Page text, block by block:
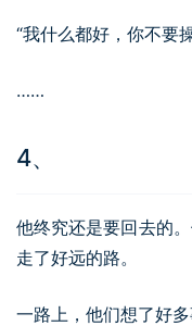
“我什么都好，你不要
……
4、
他终究还是要回去的
走了好远的路。
一路上，他们想了好多